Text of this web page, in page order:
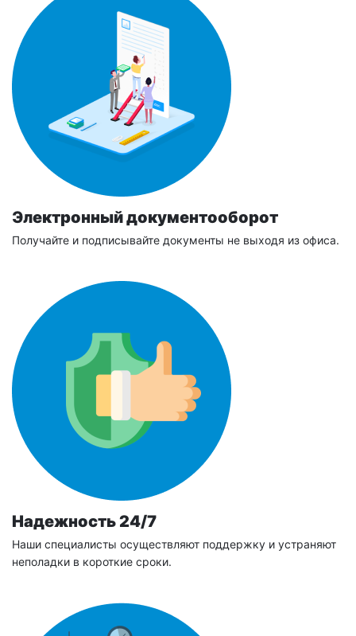
Электронный документооборот
Получайте и подписывайте документы не выходя из офиса.
Надежность 24/7
Наши специалисты осуществляют поддержку и устраняют
неполадки в короткие сроки.